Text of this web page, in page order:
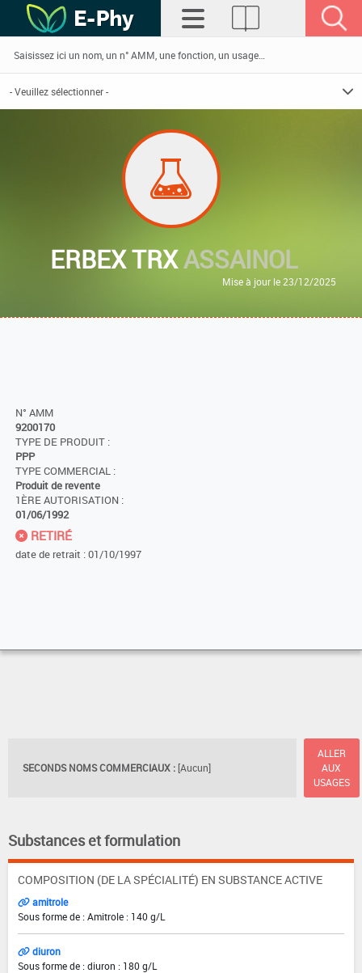
ERBEX TRXASSAINOL
Mise à jour le 23/12/2025
N° AMM
9200170
TYPE DE PRODUIT :
PPP
TYPE COMMERCIAL :
Produit de revente
1ÈRE AUTORISATION :
01/06/1992
RETIRÉ
date de retrait : 01/10/1997
SECONDS NOMS COMMERCIAUX : [Aucun]
ALLER
AUX
USAGES
Substances et formulation
COMPOSITION (DE LA SPÉCIALITÉ) EN SUBSTANCE ACTIVE
amitrole
Sous forme de : Amitrole : 140 g/L
diuron
Sous forme de : diuron : 180 g/L